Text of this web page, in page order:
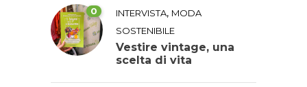
0 INTERVISTA, MODA
SOSTENIBILE
Vestire vintage, una
scelta di vita